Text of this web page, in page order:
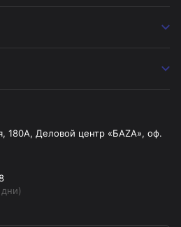
180А, Деловой центр «БАZА», оф.